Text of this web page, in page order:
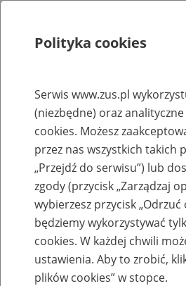
Rejestry, ewidencje i archiwa
Baza
przekształconych
Nazwa zakładu pracy:
Polityka cookies
Serwis www.zus.pl
(niezbędne) oraz
cookies. Możesz
przez nas wszystkich takich
„Przejdź do serwisu”) lub
zgody (przycisk „Zarządzaj
wybierzesz przycisk „Odrzuć
będziemy wykorzystywać
cookies. W każdej chwili
ustawienia. Aby to zrobić,
plików cookies” w stopce.